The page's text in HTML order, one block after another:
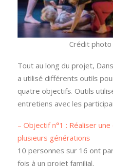
Crédit photo
Tout au long du projet,
a utilisé différents outils
quatre objectifs. Outils
entretiens avec les
– Objectif n°1 : Réaliser
plusieurs générations
10 personnes sur 16 ont
fois à un projet familial.